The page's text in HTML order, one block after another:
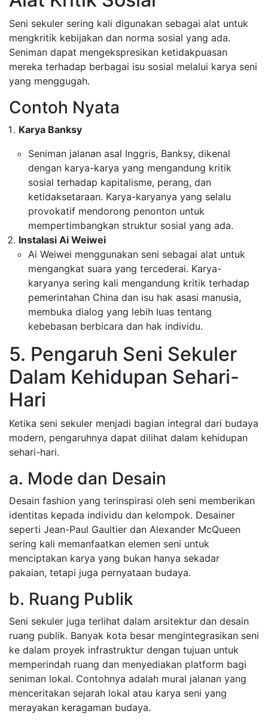
Seni sekuler sering kali digunakan sebagai alat untuk
mengkritik kebijakan dan norma sosial yang ada.
Seniman dapat mengekspresikan ketidakpuasan
mereka terhadap berbagai isu sosial melalui karya seni
yang menggugah.
Contoh Nyata
Karya Banksy
Seniman jalanan asal Inggris, Banksy, dikenal
dengan karya-karya yang mengandung kritik
sosial terhadap kapitalisme, perang, dan
ketidaksetaraan. Karya-karyanya yang selalu
provokatif mendorong penonton untuk
mempertimbangkan struktur sosial yang ada.
Instalasi Ai Weiwei
Ai Weiwei menggunakan seni sebagai alat untuk
mengangkat suara yang tercederai. Karya-
karyanya sering kali mengandung kritik terhadap
pemerintahan China dan isu hak asasi manusia,
membuka dialog yang lebih luas tentang
kebebasan berbicara dan hak individu.
5. Pengaruh Seni Sekuler
Dalam Kehidupan Sehari-
Hari
Ketika seni sekuler menjadi bagian integral dari budaya
modern, pengaruhnya dapat dilihat dalam kehidupan
sehari-hari.
a. Mode dan Desain
Desain fashion yang terinspirasi oleh seni memberikan
identitas kepada individu dan kelompok. Desainer
seperti Jean-Paul Gaultier dan Alexander McQueen
sering kali memanfaatkan elemen seni untuk
menciptakan karya yang bukan hanya sekadar
pakaian, tetapi juga pernyataan budaya.
b. Ruang Publik
Seni sekuler juga terlihat dalam arsitektur dan desain
ruang publik. Banyak kota besar mengintegrasikan seni
ke dalam proyek infrastruktur dengan tujuan untuk
memperindah ruang dan menyediakan platform bagi
seniman lokal. Contohnya adalah mural jalanan yang
menceritakan sejarah lokal atau karya seni yang
merayakan keragaman budaya.